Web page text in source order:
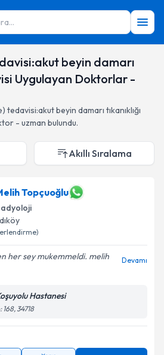
beyin damarı
Uygulayan Doktorlar -
beyin damarı tıkanıklığı
- uzman bulundu.
Akıllı Sıralama
Topçuoğlu
her sey mukemmeldi. melih
Devamı
Hastanesi
34718